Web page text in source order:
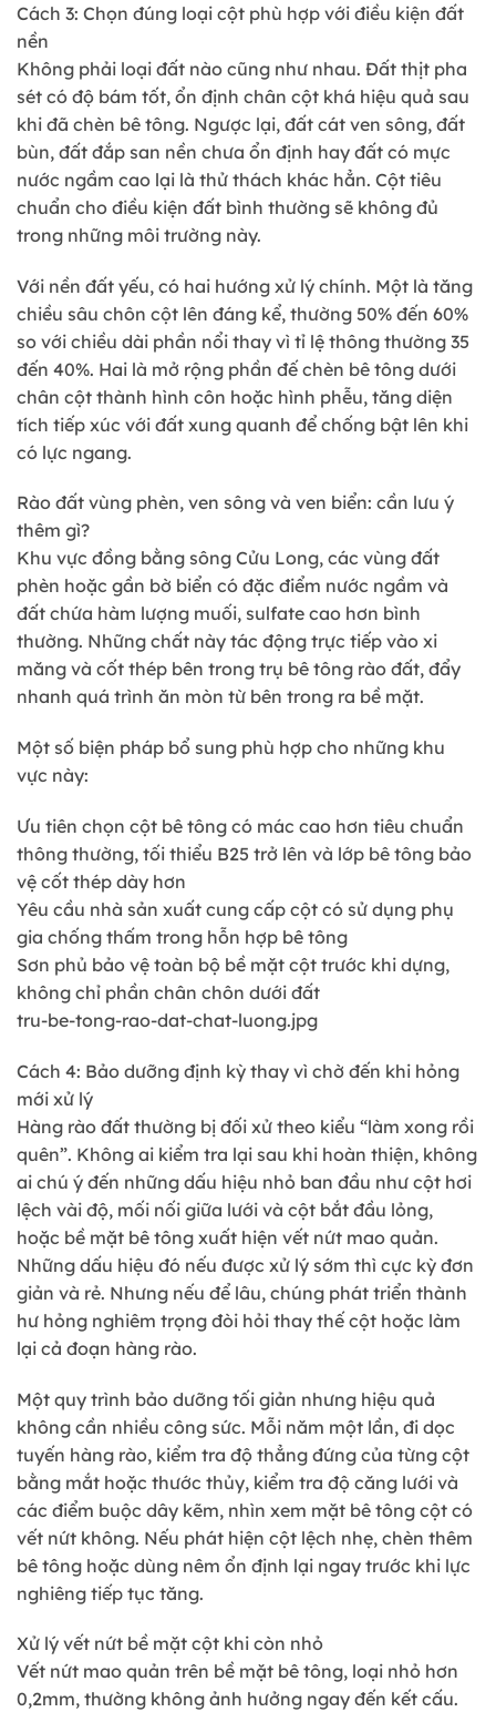
Cách 3: Chọn đúng loại cột phù hợp với điều kiện đất
nền
Không phải loại đất nào cũng như nhau. Đất thịt pha
sét có độ bám tốt, ổn định chân cột khá hiệu quả sau
khi đã chèn bê tông. Ngược lại, đất cát ven sông, đất
bùn, đất đắp san nền chưa ổn định hay đất có mực
nước ngầm cao lại là thử thách khác hẳn. Cột tiêu
chuẩn cho điều kiện đất bình thường sẽ không đủ
trong những môi trường này.
Với nền đất yếu, có hai hướng xử lý chính. Một là tăng
chiều sâu chôn cột lên đáng kể, thường 50% đến 60%
so với chiều dài phần nổi thay vì tỉ lệ thông thường 35
đến 40%. Hai là mở rộng phần đế chèn bê tông dưới
chân cột thành hình côn hoặc hình phễu, tăng diện
tích tiếp xúc với đất xung quanh để chống bật lên khi
có lực ngang.
Rào đất vùng phèn, ven sông và ven biển: cần lưu ý
thêm gì?
Khu vực đồng bằng sông Cửu Long, các vùng đất
phèn hoặc gần bờ biển có đặc điểm nước ngầm và
đất chứa hàm lượng muối, sulfate cao hơn bình
thường. Những chất này tác động trực tiếp vào xi
măng và cốt thép bên trong trụ bê tông rào đất, đẩy
nhanh quá trình ăn mòn từ bên trong ra bề mặt.
Một số biện pháp bổ sung phù hợp cho những khu
vực này:
Ưu tiên chọn cột bê tông có mác cao hơn tiêu chuẩn
thông thường, tối thiểu B25 trở lên và lớp bê tông bảo
vệ cốt thép dày hơn
Yêu cầu nhà sản xuất cung cấp cột có sử dụng phụ
gia chống thấm trong hỗn hợp bê tông
Sơn phủ bảo vệ toàn bộ bề mặt cột trước khi dựng,
không chỉ phần chân chôn dưới đất
tru-be-tong-rao-dat-chat-luong.jpg
Cách 4: Bảo dưỡng định kỳ thay vì chờ đến khi hỏng
mới xử lý
Hàng rào đất thường bị đối xử theo kiểu “làm xong rồi
quên”. Không ai kiểm tra lại sau khi hoàn thiện, không
ai chú ý đến những dấu hiệu nhỏ ban đầu như cột hơi
lệch vài độ, mối nối giữa lưới và cột bắt đầu lỏng,
hoặc bề mặt bê tông xuất hiện vết nứt mao quản.
Những dấu hiệu đó nếu được xử lý sớm thì cực kỳ đơn
giản và rẻ. Nhưng nếu để lâu, chúng phát triển thành
hư hỏng nghiêm trọng đòi hỏi thay thế cột hoặc làm
lại cả đoạn hàng rào.
Một quy trình bảo dưỡng tối giản nhưng hiệu quả
không cần nhiều công sức. Mỗi năm một lần, đi dọc
tuyến hàng rào, kiểm tra độ thẳng đứng của từng cột
bằng mắt hoặc thước thủy, kiểm tra độ căng lưới và
các điểm buộc dây kẽm, nhìn xem mặt bê tông cột có
vết nứt không. Nếu phát hiện cột lệch nhẹ, chèn thêm
bê tông hoặc dùng nêm ổn định lại ngay trước khi lực
nghiêng tiếp tục tăng.
Xử lý vết nứt bề mặt cột khi còn nhỏ
Vết nứt mao quản trên bề mặt bê tông, loại nhỏ hơn
0,2mm, thường không ảnh hưởng ngay đến kết cấu.